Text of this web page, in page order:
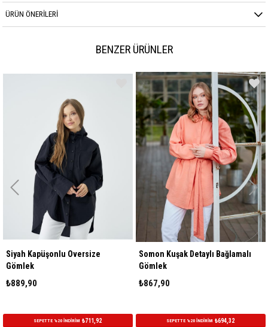
Kumaş Cinsi
ÜRÜN ÖNERILERI
BENZER ÜRÜNLER
Kapüşonlu Oversize
SEPETTE %20 İNDİRİM ₺711,92
Somon Kuşak Detaylı Bağlamalı
Gömlek
₺867,90
SEPETTE %20 İNDİRİM ₺694,32